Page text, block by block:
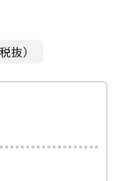
抜）